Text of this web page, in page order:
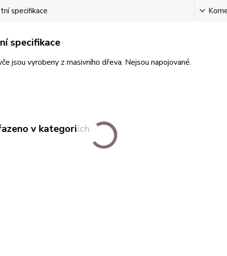
specifikace
specifikace
jsou vyrobeny z masivního dřeva. Nejsou napojované.
v kategoriích